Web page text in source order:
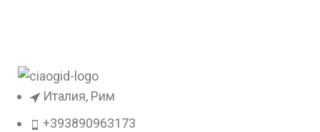
Италия, Рим
+393890963173